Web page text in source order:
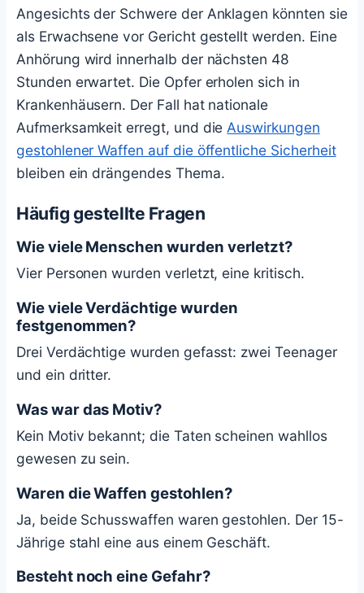
Angesichts der Schwere der Anklagen könnten sie
als Erwachsene vor Gericht gestellt werden. Eine
Anhörung wird innerhalb der nächsten 48
Stunden erwartet. Die Opfer erholen sich in
Krankenhäusern. Der Fall hat nationale
Aufmerksamkeit erregt, und die Auswirkungen
gestohlener Waffen auf die öffentliche Sicherheit
bleiben ein drängendes Thema.
Häufig gestellte Fragen
Wie viele Menschen wurden verletzt?
Vier Personen wurden verletzt, eine kritisch.
Wie viele Verdächtige wurden
festgenommen?
Drei Verdächtige wurden gefasst: zwei Teenager
und ein dritter.
Was war das Motiv?
Kein Motiv bekannt; die Taten scheinen wahllos
gewesen zu sein.
Waren die Waffen gestohlen?
Ja, beide Schusswaffen waren gestohlen. Der 15-
Jährige stahl eine aus einem Geschäft.
Besteht noch eine Gefahr?